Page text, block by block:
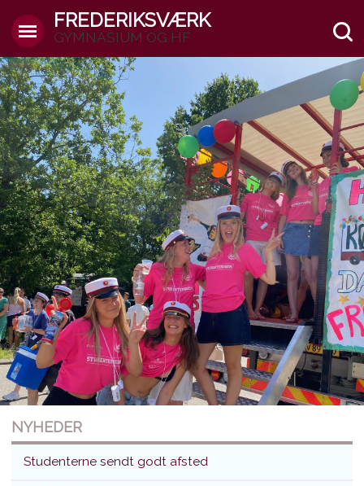
FREDERIKSVÆRK
GYMNASIUM OG HF
NYHEDER
Studenterne sendt godt afsted